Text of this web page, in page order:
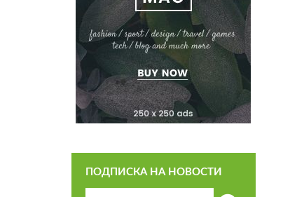
ПОДПИСКА НА НОВОСТИ